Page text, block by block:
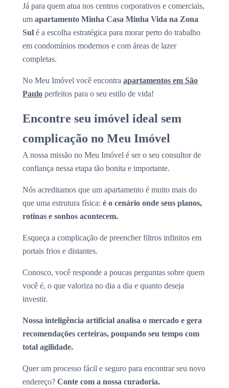
Já para quem atua nos centros corporativos e comerciais,
um apartamento Minha Casa Minha Vida na Zona
Sul é a escolha estratégica para morar perto do trabalho
em condomínios modernos e com áreas de lazer
completas.
No Meu Imóvel você encontra apartamentos em São
Paulo perfeitos para o seu estilo de vida!
Encontre seu imóvel ideal sem
complicação no Meu Imóvel
A nossa missão no Meu Imóvel é ser o seu consultor de
confiança nessa etapa tão bonita e importante.
Nós acreditamos que um apartamento é muito mais do
que uma estrutura física: é o cenário onde seus planos,
rotinas e sonhos acontecem.
Esqueça a complicação de preencher filtros infinitos em
portais frios e distantes.
Conosco, você responde a poucas perguntas sobre quem
você é, o que valoriza no dia a dia e quanto deseja
investir.
Nossa inteligência artificial analisa o mercado e gera
recomendações certeiras, poupando seu tempo com
total agilidade.
Quer um processo fácil e seguro para encontrar seu novo
endereço? Conte com a nossa curadoria.